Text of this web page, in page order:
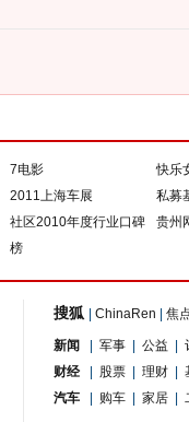
7电影
快乐
2011上海车展
私募
社区2010年度行业口碑
榜
贵州
搜狐 ChinaRen 焦
新闻 军事 公益
财经
股票 理财
汽车
购车 家居